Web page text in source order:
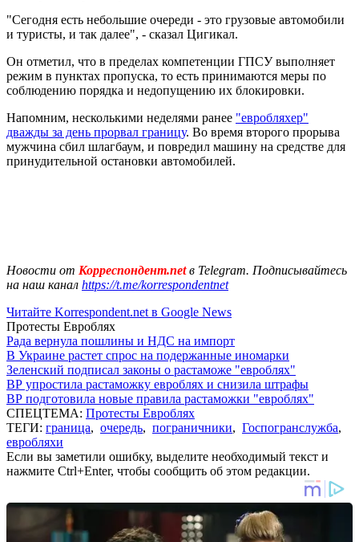
"Сегодня есть небольшие очереди - это грузовые автомобили
и туристы, и так далее", - сказал Цигикал.
Он отметил, что в пределах компетенции ГПСУ выполняет
режим в пунктах пропуска, то есть принимаются меры по
соблюдению порядка и недопущению их блокировки.
Напомним, несколькими неделями ранее "евробляхер"
дважды за день прорвал границу. Во время второго прорыва
мужчина сбил шлагбаум, и повредил машину на средстве для
принудительной остановки автомобилей.
Новости от Корреспондент.netв Telegram. Подписывайтесь
на наш канал https://t.me/korrespondentnet
Читайте Korrespondent.net в Google News
Протесты Евроблях
Рада вернула пошлины и НДС на импорт
В Украине растет спрос на подержанные иномарки
Зеленский подписал законы о растаможе "евроблях"
ВР упростила растаможку евроблях и снизила штрафы
ВР подготовила новые правила растаможки "евроблях"
СПЕЦТЕМА: Протесты Евроблях
ТЕГИ: граница, очередь, пограничники, Госпогранслужба,
евробляхи
Если вы заметили ошибку, выделите необходимый текст и
нажмите Ctrl+Enter, чтобы сообщить об этом редакции.